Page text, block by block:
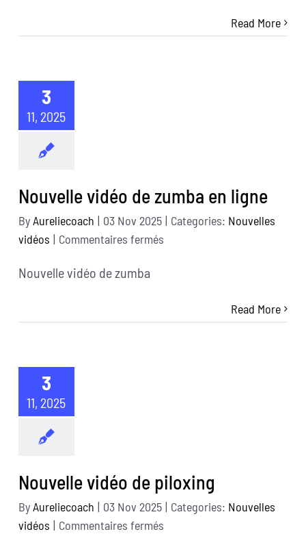
Read More
3
11, 2025
Nouvelle vidéo de zumba en ligne
ByAureliecoach | 03 Nov 2025 | Categories: Nouvelles
vidéos | Commentaires ferméssur
Nouvelle vidéo de zumba
Read More
3
11, 2025
Nouvelle vidéo de piloxing
ByAureliecoach | 03 Nov 2025 | Categories: Nouvelles
vidéos | Commentaires ferméssur